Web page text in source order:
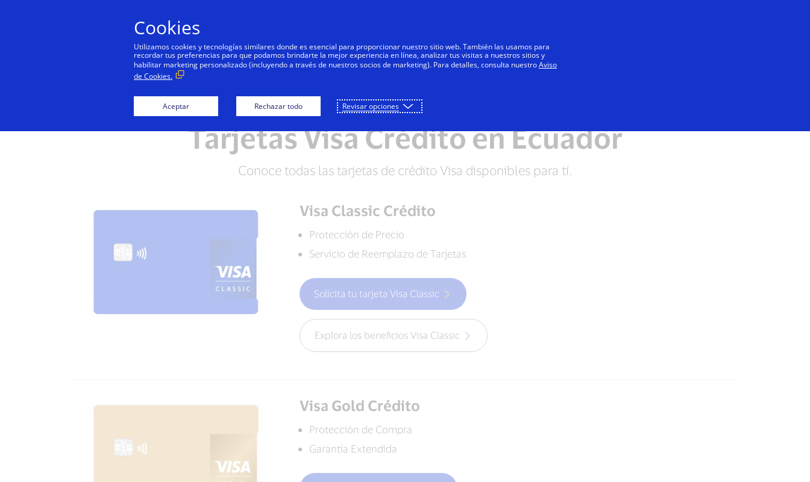
Personas Negocios Innovadores Todos
Tarjetas Visa Crédito en Ecuador
Conoce todas las tarjetas de crédito Visa disponibles para tí.
Visa Classic Crédito
Protección de Precio
Servicio de Reemplazo de Tarjetas
Solicita tu tarjeta Visa Classic
Explora los beneficios Visa Classic
Visa Gold Crédito
Protección de Compra
Garantía Extendida
Cookies
Utilizamos cookies y tecnologías similares donde es esencial para proporcionar nuestro sitio web. También las usamos para
recordar tus preferencias para que podamos brindarte la mejor experiencia en línea, analizar tus visitas a nuestros sitios y
habilitar marketing personalizado (incluyendo a través de nuestros socios de marketing). Para detalles, consulta nuestroAviso
de Cookies.
Aceptar Rechazar todo Revisar opciones